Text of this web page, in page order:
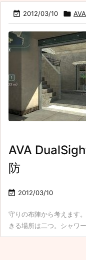
 2012/03/10 
AVA
防
 2012/03/10
守りの布陣から考えます
きる場所は二つ。シャワ